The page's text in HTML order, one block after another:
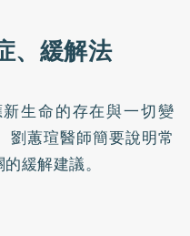
、緩解法
生命的存在與一切變
劉蕙瑄醫師簡要說明常
緩解建議。